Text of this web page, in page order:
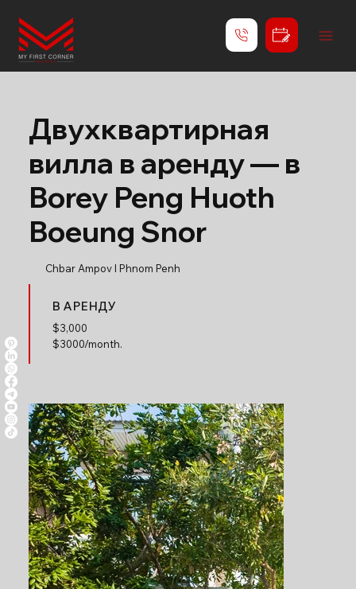
Двухквартирная
вилла в аренду — в
Borey Peng Huoth
Boeung Snor
Chbar Ampov l Phnom Penh
В АРЕНДУ
$3,000
$3000/month.